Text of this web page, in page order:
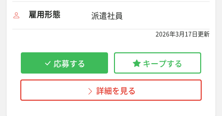
雇用形態
派遣社員
2026年3月17日更新
応募する キープする
詳細を見る